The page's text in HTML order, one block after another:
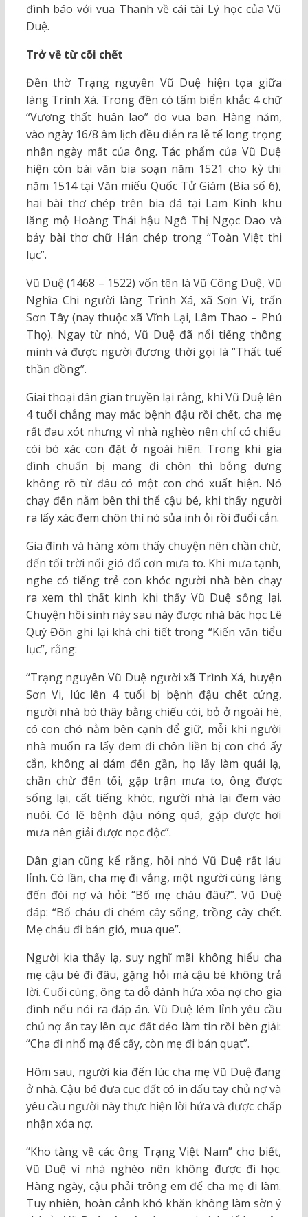
đình báo với vua Thanh về cái tài Lý học của Vũ
Duệ.
Trở về từ cõi chết
Đền thờ Trạng nguyên Vũ Duệ hiện tọa giữa
làng Trình Xá. Trong đền có tấm biển khắc 4 chữ
“Vương thất huân lao” do vua ban. Hàng năm,
vào ngày 16/8 âm lịch đều diễn ra lễ tế long trọng
nhân ngày mất của ông. Tác phẩm của Vũ Duệ
hiện còn bài văn bia soạn năm 1521 cho kỳ thi
năm 1514 tại Văn miếu Quốc Tử Giám (Bia số 6),
hai bài thơ chép trên bia đá tại Lam Kinh khu
lăng mộ Hoàng Thái hậu Ngô Thị Ngọc Dao và
bảy bài thơ chữ Hán chép trong “Toàn Việt thi
lục”.
Vũ Duệ (1468 – 1522) vốn tên là Vũ Công Duệ, Vũ
Nghĩa Chi người làng Trình Xá, xã Sơn Vi, trấn
Sơn Tây (nay thuộc xã Vĩnh Lại, Lâm Thao – Phú
Thọ). Ngay từ nhỏ, Vũ Duệ đã nổi tiếng thông
minh và được người đương thời gọi là “Thất tuế
thần đồng”.
Giai thoại dân gian truyền lại rằng, khi Vũ Duệ lên
4 tuổi chẳng may mắc bệnh đậu rồi chết, cha mẹ
rất đau xót nhưng vì nhà nghèo nên chỉ có chiếu
cói bó xác con đặt ở ngoài hiên. Trong khi gia
đình chuẩn bị mang đi chôn thì bỗng dưng
không rõ từ đâu có một con chó xuất hiện. Nó
chạy đến nằm bên thi thể cậu bé, khi thấy người
ra lấy xác đem chôn thì nó sủa inh ỏi rồi đuổi cắn.
Gia đình và hàng xóm thấy chuyện nên chần chừ,
đến tối trời nổi gió đổ cơn mưa to. Khi mưa tạnh,
nghe có tiếng trẻ con khóc người nhà bèn chạy
ra xem thì thất kinh khi thấy Vũ Duệ sống lại.
Chuyện hồi sinh này sau này được nhà bác học Lê
Quý Đôn ghi lại khá chi tiết trong “Kiến văn tiểu
lục”, rằng:
“Trạng nguyên Vũ Duệ người xã Trình Xá, huyện
Sơn Vi, lúc lên 4 tuổi bị bệnh đậu chết cứng,
người nhà bó thây bằng chiếu cói, bỏ ở ngoài hè,
có con chó nằm bên cạnh để giữ, mỗi khi người
nhà muốn ra lấy đem đi chôn liền bị con chó ấy
cắn, không ai dám đến gần, họ lấy làm quái lạ,
chần chừ đến tối, gặp trận mưa to, ông được
sống lại, cất tiếng khóc, người nhà lại đem vào
nuôi. Có lẽ bệnh đậu nóng quá, gặp được hơi
mưa nên giải được nọc độc”.
Dân gian cũng kể rằng, hồi nhỏ Vũ Duệ rất láu
lỉnh. Có lần, cha mẹ đi vắng, một người cùng làng
đến đòi nợ và hỏi: “Bố mẹ cháu đâu?”. Vũ Duệ
đáp: “Bố cháu đi chém cây sống, trồng cây chết.
Mẹ cháu đi bán gió, mua que”.
Người kia thấy lạ, suy nghĩ mãi không hiểu cha
mẹ cậu bé đi đâu, gặng hỏi mà cậu bé không trả
lời. Cuối cùng, ông ta dỗ dành hứa xóa nợ cho gia
đình nếu nói ra đáp án. Vũ Duệ lém lỉnh yêu cầu
chủ nợ ấn tay lên cục đất dẻo làm tin rồi bèn giải:
“Cha đi nhổ mạ để cấy, còn mẹ đi bán quạt”.
Hôm sau, người kia đến lúc cha mẹ Vũ Duệ đang
ở nhà. Cậu bé đưa cục đất có in dấu tay chủ nợ và
yêu cầu người này thực hiện lời hứa và được chấp
nhận xóa nợ.
“Kho tàng về các ông Trạng Việt Nam” cho biết,
Vũ Duệ vì nhà nghèo nên không được đi học.
Hàng ngày, cậu phải trông em để cha mẹ đi làm.
Tuy nhiên, hoàn cảnh khó khăn không làm sờn ý